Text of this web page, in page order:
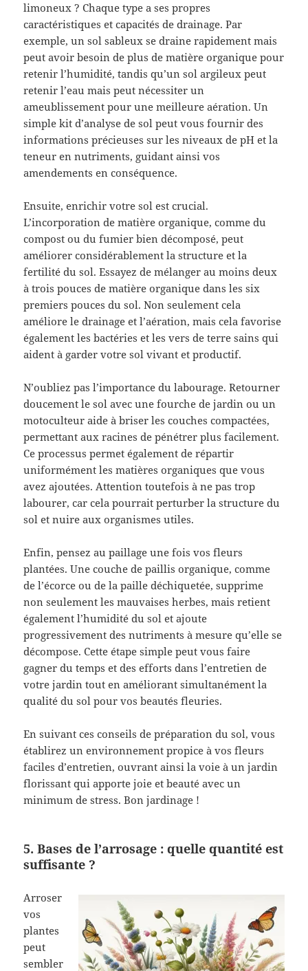
limoneux ? Chaque type a ses propres
caractéristiques et capacités de drainage. Par
exemple, un sol sableux se draine rapidement mais
peut avoir besoin de plus de matière organique pour
retenir l’humidité, tandis qu’un sol argileux peut
retenir l’eau mais peut nécessiter un
ameublissement pour une meilleure aération. Un
simple kit d’analyse de sol peut vous fournir des
informations précieuses sur les niveaux de pH et la
teneur en nutriments, guidant ainsi vos
amendements en conséquence.
Ensuite, enrichir votre sol est crucial.
L’incorporation de matière organique, comme du
compost ou du fumier bien décomposé, peut
améliorer considérablement la structure et la
fertilité du sol. Essayez de mélanger au moins deux
à trois pouces de matière organique dans les six
premiers pouces du sol. Non seulement cela
améliore le drainage et l’aération, mais cela favorise
également les bactéries et les vers de terre sains qui
aident à garder votre sol vivant et productif.
N’oubliez pas l’importance du labourage. Retourner
doucement le sol avec une fourche de jardin ou un
motoculteur aide à briser les couches compactées,
permettant aux racines de pénétrer plus facilement.
Ce processus permet également de répartir
uniformément les matières organiques que vous
avez ajoutées. Attention toutefois à ne pas trop
labourer, car cela pourrait perturber la structure du
sol et nuire aux organismes utiles.
Enfin, pensez au paillage une fois vos fleurs
plantées. Une couche de paillis organique, comme
de l’écorce ou de la paille déchiquetée, supprime
non seulement les mauvaises herbes, mais retient
également l’humidité du sol et ajoute
progressivement des nutriments à mesure qu’elle se
décompose. Cette étape simple peut vous faire
gagner du temps et des efforts dans l’entretien de
votre jardin tout en améliorant simultanément la
qualité du sol pour vos beautés fleuries.
En suivant ces conseils de préparation du sol, vous
établirez un environnement propice à vos fleurs
faciles d’entretien, ouvrant ainsi la voie à un jardin
florissant qui apporte joie et beauté avec un
minimum de stress. Bon jardinage !
5. Bases de l’arrosage : quelle quantité est
suffisante ?
Arroser
vos
plantes
peut
sembler